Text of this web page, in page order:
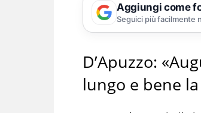
Aggiungi come
Seguici più facilmente
D’Apuzzo:
lungo e bene